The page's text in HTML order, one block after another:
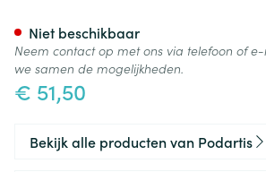
€ 51,50
Niet beschikbaar
Neem contact op met ons via telefoon of
we samen de mogelijkheden.
Bekijk alle producten van Podartis